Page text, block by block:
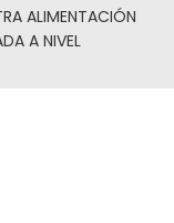
ALIMENTACIÓN
A NIVEL